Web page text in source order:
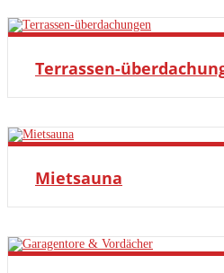
Terrassen-
Mietsauna